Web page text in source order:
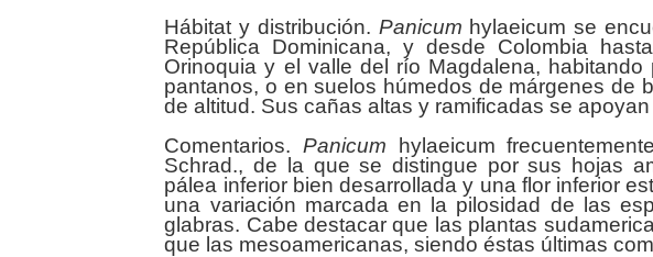
Hábitat y distribución. Panicum hylaeicum se
República Dominicana, y desde Colombia
Orinoquia y el valle del río Magdalena,
pantanos, o en suelos húmedos de márgenes de
de altitud. Sus cañas altas y ramificadas se
Comentarios.Panicum hylaeicum
Schrad., de la que se distingue por sus hojas
pálea inferior bien desarrollada y una flor inferior
una variación marcada en la pilosidad de las
glabras. Cabe destacar que las plantas
que las mesoamericanas, siendo éstas últimas